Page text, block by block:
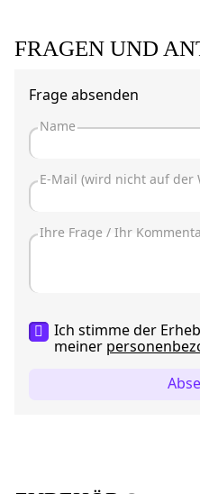
FRAGEN UND
Frage absenden
Ich stimme der
meiner